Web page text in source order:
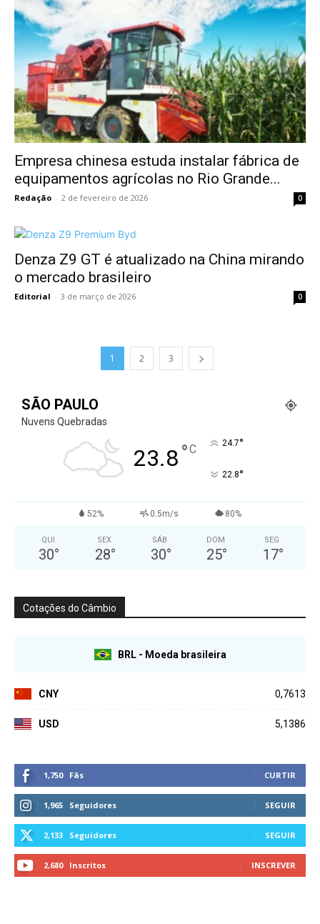
Empresa chinesa estuda instalar fábrica de
equipamentos agrícolas no Rio Grande...
Redação - 2 de fevereiro de 2026 0
Denza Z9 GT é atualizado na China mirando
o mercado brasileiro
Editorial - 3 de março de 2026 0
1 2 3
SÃO PAULO
Nuvens Quebradas
23.8°C 24.7°
22.8°
52% 0.5m/s 80%
QUI
30°
SEX
28°
SÁB
30°
DOM
25°
SEG
17°
Cotações do Câmbio
BRL - Moeda brasileira
CNY 0,7613
USD 5,1386
1,750 Fãs CURTIR
1,965 Seguidores SEGUIR
2,133 Seguidores SEGUIR
2,680 Inscritos INSCREVER